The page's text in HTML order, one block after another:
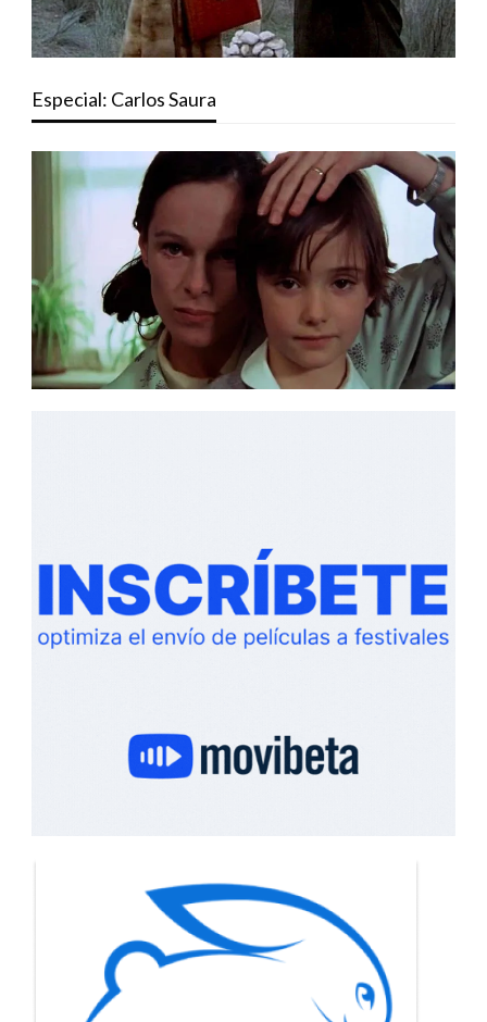
Especial: Carlos Saura